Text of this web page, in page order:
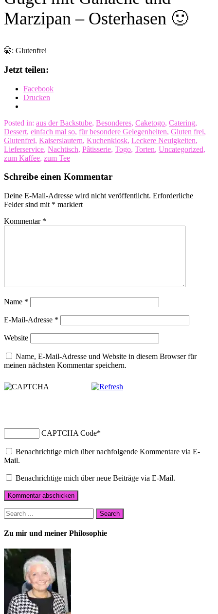
Marzipan – Osterhasen 🙂
🤫: Glutenfrei
Jetzt teilen:
Facebook
Drucken
Posted in: aus der Backstube, Besonderes, Caketogo, Catering,
Dessert, einfach mal so, für besondere Gelegenheiten, Gluten frei,
Glutenfrei, Kaiserslautern, Kuchenkiosk, Leckere Neuigkeiten,
Lieferservice, Nachtisch, Pâtisserie, Togo, Torten, Uncategorized,
zum Kaffee, zum Tee
Schreibe einen Kommentar
Deine E-Mail-Adresse wird nicht veröffentlicht. Erforderliche
Felder sind mit * markiert
Kommentar *
Name *
E-Mail-Adresse *
Website
Name, E-Mail-Adresse und Website in diesem Browser für
meinen nächsten Kommentar speichern.
CAPTCHA Code*
Benachrichtige mich über nachfolgende Kommentare via E-
Mail.
Benachrichtige mich über neue Beiträge via E-Mail.
Zu mir und meiner Philosophie